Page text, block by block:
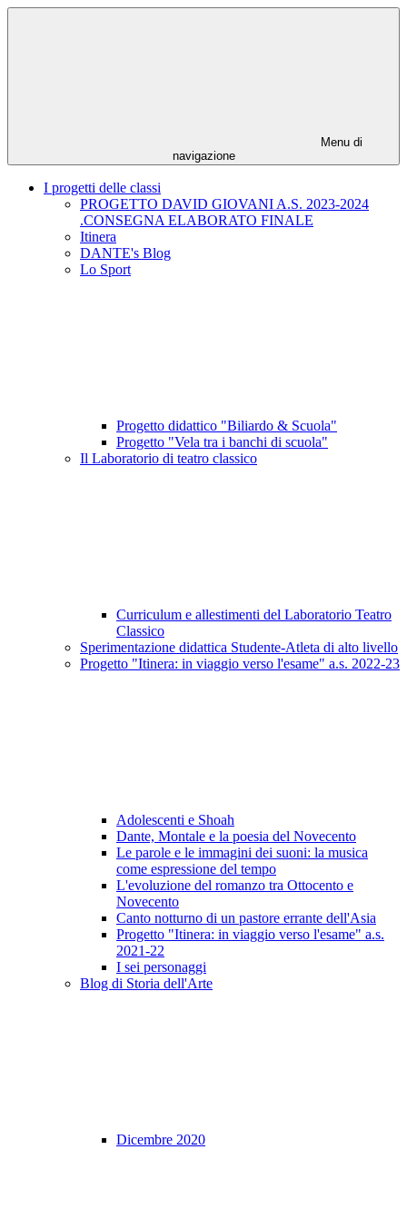
Menu di
navigazione
I progetti delle classi
PROGETTO DAVID GIOVANI A.S. 2023-2024
.CONSEGNA ELABORATO FINALE
Itinera
DANTE's Blog
Lo Sport
Progetto didattico "Biliardo & Scuola"
Progetto "Vela tra i banchi di scuola"
Il Laboratorio di teatro classico
Curriculum e allestimenti del Laboratorio Teatro
Classico
Sperimentazione didattica Studente-Atleta di alto livello
Progetto "Itinera: in viaggio verso l'esame" a.s. 2022-23
Adolescenti e Shoah
Dante, Montale e la poesia del Novecento
Le parole e le immagini dei suoni: la musica
come espressione del tempo
L'evoluzione del romanzo tra Ottocento e
Novecento
Canto notturno di un pastore errante dell'Asia
Progetto "Itinera: in viaggio verso l'esame" a.s.
2021-22
I sei personaggi
Blog di Storia dell'Arte
Dicembre 2020